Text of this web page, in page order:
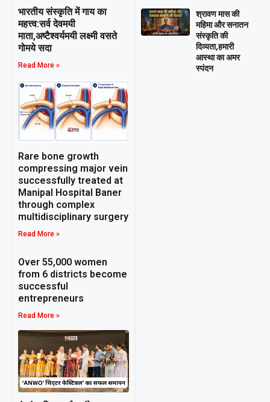
भारतीय संस्कृति में गाय का
महत्त्व:सर्व देवमयी
माता,अष्टैश्वर्यमयी लक्ष्मी वसते
गोमये सदा
Read More »
Rare bone growth
compressing major vein
successfully treated at
Manipal Hospital Baner
through complex
multidisciplinary surgery
Read More »
Over 55,000 women
from 6 districts become
successful
entrepreneurs
Read More »
श्रावण मास की
महिमा और सनातन
संस्कृति की
दिव्यता,हमारी
आस्था का अमर
स्पंदन